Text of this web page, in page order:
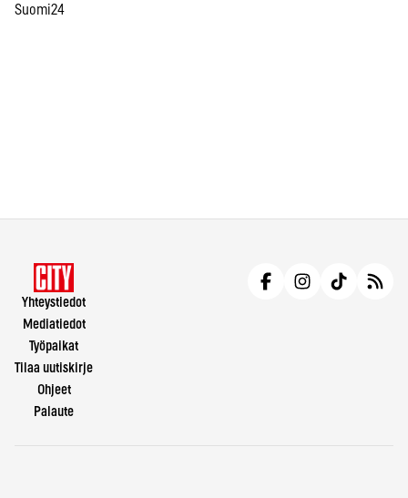
Suomi24
Yhteystiedot
Mediatiedot
Työpaikat
Tilaa uutiskirje
Ohjeet
Palaute